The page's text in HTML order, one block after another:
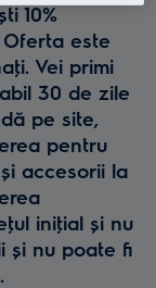
10%
este
Vei primi
30 de zile
pe site,
pentru
accesorii la
iniţial și nu
și nu poate fi